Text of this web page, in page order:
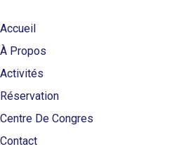
Animation et clown
Tentes
Conférences & fêtes
Accueil
À Propos
Activités
Réservation
Centre De Congres
Contact